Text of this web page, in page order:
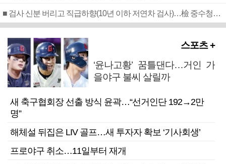
■ 검사 신분 버리고 직급하향(10년 이하 저연차 검사)…檢 중수청행 기피
스포츠 +
‘윤나고황’ 꿈틀댄다…거인 가
을야구 불씨 살릴까
새 축구협회장 선출 방식 윤곽…“선거인단 192→2만
명”
해체설 뒤집은 LIV 골프…새 투자자 확보 ‘기사회생’
프로야구 취소…11일부터 재개